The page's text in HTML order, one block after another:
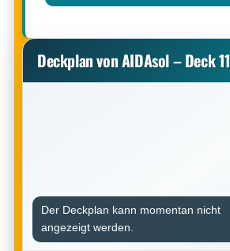
Deckplan von AIDAsol – Deck 11
Der Deckplan kann momentan nicht
angezeigt werden.